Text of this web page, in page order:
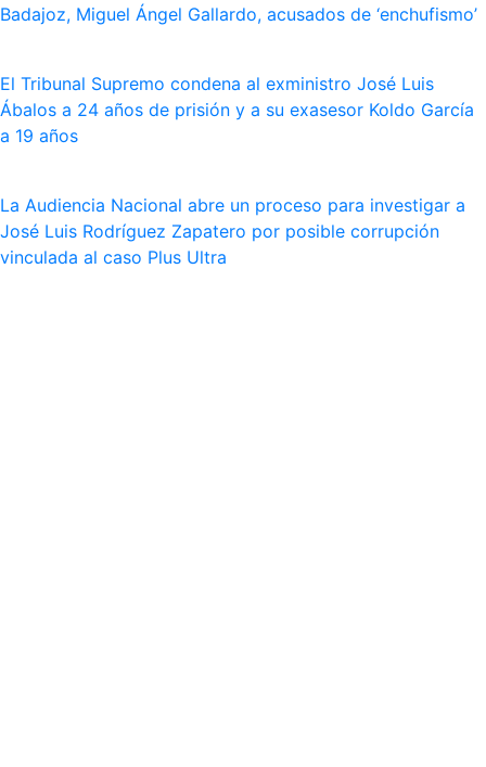
Badajoz, Miguel Ángel Gallardo, acusados de ‘enchufismo’
El Tribunal Supremo condena al exministro José Luis
Ábalos a 24 años de prisión y a su exasesor Koldo García
a 19 años
La Audiencia Nacional abre un proceso para investigar a
José Luis Rodríguez Zapatero por posible corrupción
vinculada al caso Plus Ultra